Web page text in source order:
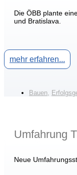
Die ÖBB plante
und Bratislava.
mehr erfahren...
Bauen
Umfahrung
Neue